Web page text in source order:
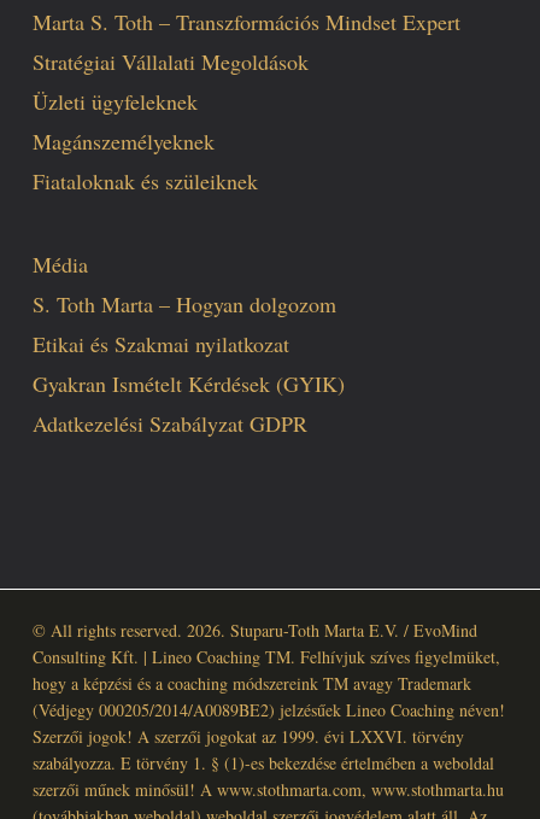
Marta S. Toth – Transzformációs Mindset Expert
Stratégiai Vállalati Megoldások
Üzleti ügyfeleknek
Magánszemélyeknek
Fiataloknak és szüleiknek
Média
S. Toth Marta – Hogyan dolgozom
Etikai és Szakmai nyilatkozat
Gyakran Ismételt Kérdések (GYIK)
Adatkezelési Szabályzat GDPR
© All rights reserved. 2026. Stuparu-Toth Marta E.V. / EvoMind
Consulting Kft. | Lineo Coaching TM. Felhívjuk szíves figyelmüket,
hogy a képzési és a coaching módszereink TM avagy Trademark
(Védjegy 000205/2014/A0089BE2) jelzésűek Lineo Coaching néven!
Szerzői jogok! A szerzői jogokat az 1999. évi LXXVI. törvény
szabályozza. E törvény 1. § (1)-es bekezdése értelmében a weboldal
szerzői műnek minősül! A www.stothmarta.com, www.stothmarta.hu